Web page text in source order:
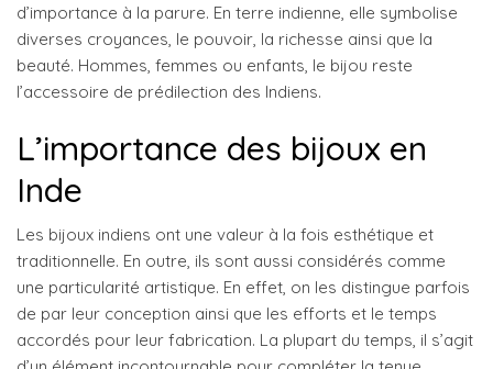
d’importance à la parure. En terre indienne, elle symbolise
diverses croyances, le pouvoir, la richesse ainsi que la
beauté. Hommes, femmes ou enfants, le bijou reste
l’accessoire de prédilection des Indiens.
L’importance des bijoux en
Inde
Les bijoux indiens ont une valeur à la fois esthétique et
traditionnelle. En outre, ils sont aussi considérés comme
une particularité artistique. En effet, on les distingue parfois
de par leur conception ainsi que les efforts et le temps
accordés pour leur fabrication. La plupart du temps, il s’agit